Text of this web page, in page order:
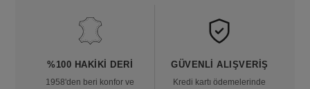
%100 HAKIKI DERI
1958'den beri konfor ve
GÜVENLI ALIŞVERIŞ
Kredi kartı ödemelerinde